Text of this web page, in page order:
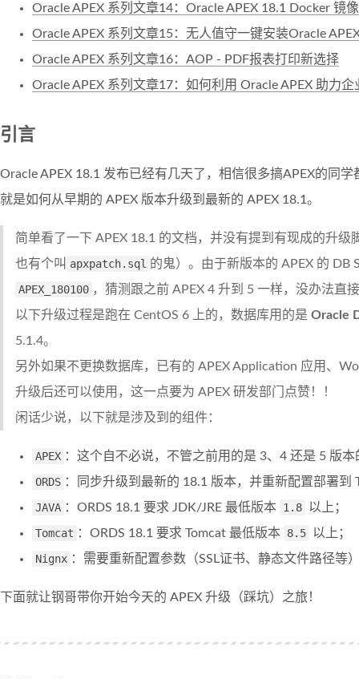
Oracle APEX 系列文章14：Oracle APEX 18.1 Docker 镜像
Oracle APEX 系列文章15：无人值守一键安装Oracle
Oracle APEX 系列文章16：AOP - PDF报表打印新选择
Oracle APEX 系列文章17：如何利用 Oracle APEX 助力企
引言
Oracle APEX 18.1 发布已经有几天了，相信很多搞APEX的同
就是如何从早期的 APEX 版本升级到最新的 APEX 18.1。
简单看了一下 APEX 18.1 的文档，并没有提到有现成的升
也有个叫 apxpatch.sql 的鬼）。由于新版本的 APEX 的 DB
APEX_180100 ，猜测跟之前 APEX 4 升到 5 一样，没办法直
以下升级过程是跑在 CentOS 6 上的，数据库用的是 Oracle
5.1.4。
另外如果不更换数据库，已有的 APEX Application 应用、
升级后还可以使用，这一点要为 APEX 研发部门点赞！！
闲话少说，以下就是涉及到的组件：
APEX ：这个自不必说，不管之前用的是 3、4 还是 5 版
ORDS ：同步升级到最新的 18.1 版本，并重新配置部署到
JAVA ：ORDS 18.1 要求 JDK/JRE 最低版本 1.8 以上；
Tomcat ：ORDS 18.1 要求 Tomcat 最低版本 8.5 以上；
Nignx ：需要重新配置参数（SSL证书、静态文件路径等
下面就让钢哥带你开始今天的 APEX 升级（踩坑）之旅！